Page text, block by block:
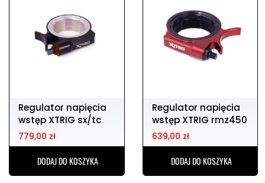
Regulator napięcia
wstęp XTRIG sx/tc
85 06-18
779,00 zł
DODAJ DO KOSZYKA
Regulator napięcia
wstęp XTRIG rmz450
05-17
639,00 zł
DODAJ DO KOSZYKA